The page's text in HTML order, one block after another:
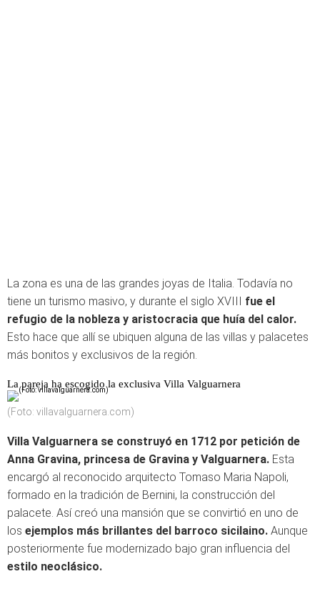
La zona es una de las grandes joyas de Italia. Todavía no
tiene un turismo masivo, y durante el siglo XVIII fue el
refugio de la nobleza y aristocracia que huía del calor.
Esto hace que allí se ubiquen alguna de las villas y palacetes
más bonitos y exclusivos de la región.
La pareja ha escogido la exclusiva Villa Valguarnera
(Foto: villavalguarnera.com)
Villa Valguarnera se construyó en 1712 por petición de
Anna Gravina, princesa de Gravina y Valguarnera. Esta
encargó al reconocido arquitecto Tomaso Maria Napoli,
formado en la tradición de Bernini, la construcción del
palacete. Así creó una mansión que se convirtió en uno de
los ejemplos más brillantes del barroco sicilaino. Aunque
posteriormente fue modernizado bajo gran influencia del
estilo neoclásico.